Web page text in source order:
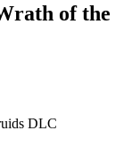
of the